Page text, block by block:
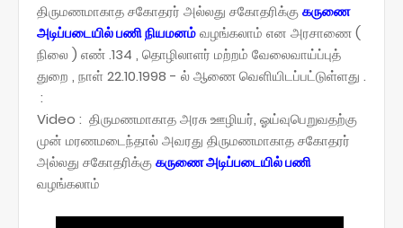
திருமணமாகாத சகோதரர் அல்லது சகோதரிக்குகருணை
அடிப்படையில் பணி நியமனம்வழங்கலாம் என அரசாணை (
நிலை ) எண் .134 , தொழிலாளர் மற்றம் வேலைவாய்ப்புத்
துறை , நாள் 22.10.1998 - ல் ஆணை வெளியிடப்பட்டுள்ளது .
:
Video : திருமணமாகாத அரசு ஊழியர், ஓய்வுபெறுவதற்கு
முன் மரணமடைந்தால் அவரது திருமணமாகாத சகோதரர்
அல்லது சகோதரிக்குகருணை அடிப்படையில் பணி
வழங்கலாம்